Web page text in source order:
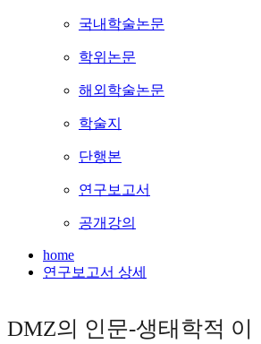
국내학술논문
학위논문
해외학술논문
학술지
단행본
연구보고서
공개강의
home
연구보고서 상세
DMZ의 인문-생태학적 이